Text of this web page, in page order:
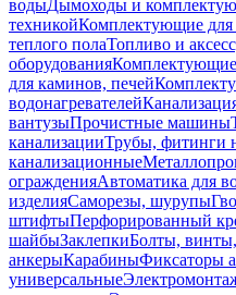
водыДымоходы и
техникойКомплектующие для
теплого полаТопливо и
оборудования
для каминов, печей
водонагревателей
вантузыПрочистные машины
канализацииТрубы, фитинги
канализационные
огражденияАвтоматика для
изделияСаморезы, шурупы
штифтыПерфорированный
шайбыЗаклепкиБолты,
анкерыКарабиныФиксаторы
универсальные